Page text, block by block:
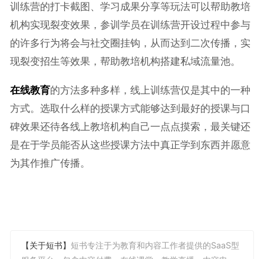
训练营的打卡截图、学习成果分享等玩法可以帮助教培
机构实现裂变效果，参训学员在训练营开设过程中参与
的许多行为将会与社交圈挂钩，从而达到二次传播，实
现裂变招生等效果，帮助教培机构搭建私域流量池。
在线教育的方法多种多样，线上训练营仅是其中的一种
方式。选取什么样的授课方式能够达到最好的授课与口
碑效果还待各线上教培机构自己一点点摸索，最关键还
是在于学员能否从这些授课方法中真正学到东西并愿意
为其作推广传播。
【关于短书】 短书专注于为教育和内容工作者提供的SaaS型